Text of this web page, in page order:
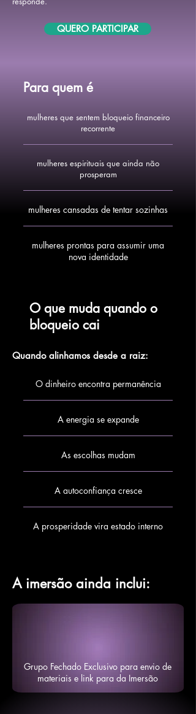
QUERO PARTICIPAR
Para quem é
mulheres que sentem bloqueio financeiro
recorrente
mulheres espirituais que ainda não
prosperam
mulheres cansadas de tentar sozinhas
mulheres prontas para assumir uma
nova identidade
O que muda quando o
bloqueio cai
Quando alinhamos desde a raiz:
O dinheiro encontra permanência
A energia se expande
As escolhas mudam
A autoconfiança cresce
A prosperidade vira estado interno
A imersão ainda inclui:
Grupo Fechado Exclusivo para envio de
materiais e link para da Imersão